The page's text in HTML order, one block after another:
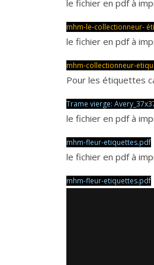
le fichier en pdf à
mhm-le-collectionneur-
le fichier en pdf à
mhm-collectionneur-
Pour les étiquettes
Trame vierge:
le fichier en pdf à
mhm-fleur-etiquettes.pdf
le fichier en pdf à
mhm-fleur-etiquettes.pdf